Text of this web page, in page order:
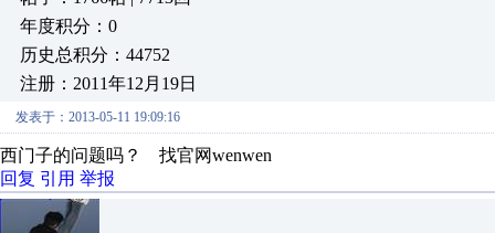
年度积分：0
历史总积分：44752
注册：2011年12月19日
发表于：2013-05-11 19:09:16
西门子的问题吗？ 找官网wenwen
回复 引用 举报